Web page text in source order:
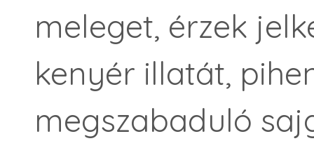
meleget, érzek
kenyér illatát,
megszabaduló